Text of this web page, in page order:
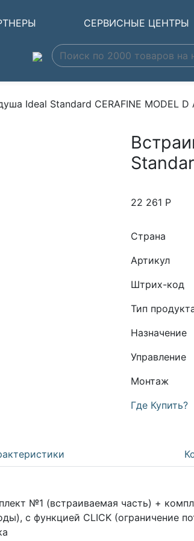
СЕРВИСНЫЕ ЦЕНТРЫ
Ideal Standard CERAFINE MODEL D
22 261 Р
Страна
Артикул
Штрих-код
Тип
Назначение
Управление
Монтаж
Где Купить?
№1 (встраиваемая часть) +
с функцией CLICK (ограничение